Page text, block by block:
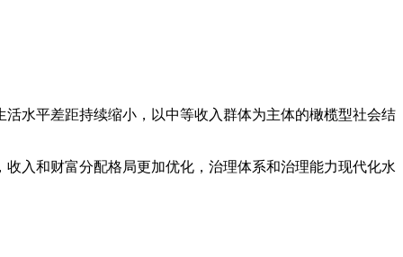
水平差距持续缩小，以中等收入群体为主体的橄榄型社会结
入和财富分配格局更加优化，治理体系和治理能力现代化水